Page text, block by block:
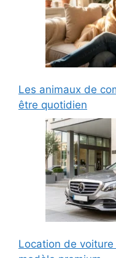
Les animaux de
être quotidien
Location de